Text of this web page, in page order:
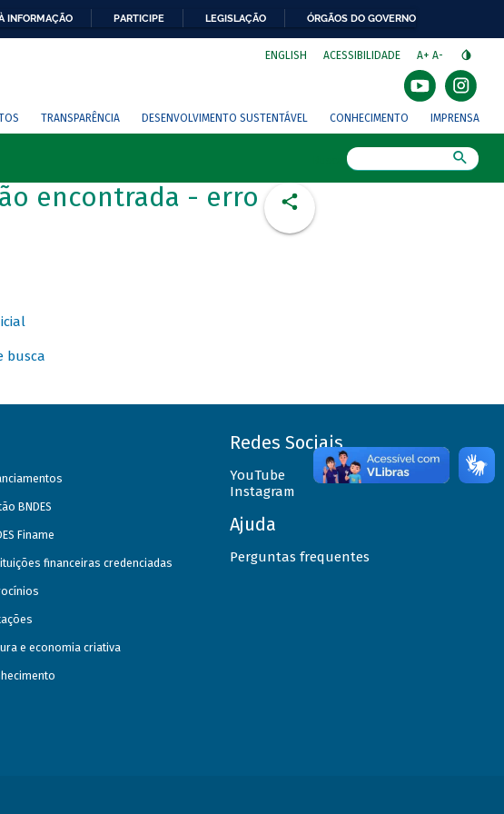
INFORMAÇÃO PARTICIPE LEGISLAÇÃO ÓRGÃOS DO GOVERNO
ENGLISH ACESSIBILIDADE A+ A-
TRANSPARÊNCIA DESENVOLVIMENTO SUSTENTÁVEL CONHECIMENTO IMPRENSA
encontrada - erro
busca
BNDES
Finame
financeiras credenciadas
e economia criativa
Redes Sociais
YouTube
Instagram
Ajuda
Perguntas frequentes